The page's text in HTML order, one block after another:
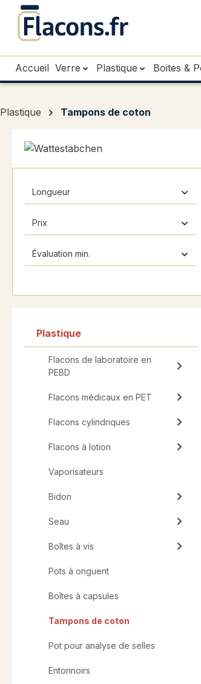
au contenu principal
Passer à la recherche
Passer à la navigation principale
Accueil Verre Plastique Boites &
Plastique Tampons de coton
Longueur
Prix
Évaluation min.
Plastique
Flacons de laboratoire en
PEBD
Flacons médicaux en PET
Flacons cylindriques
Flacons à lotion
Vaporisateurs
Bidon
Seau
Boîtes à vis
Pots à onguent
Boîtes à capsules
Tampons de coton
Pot pour analyse de selles
Entonnoirs